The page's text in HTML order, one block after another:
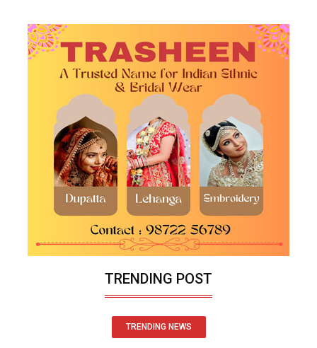
TRENDING POST
TRENDING NEWS